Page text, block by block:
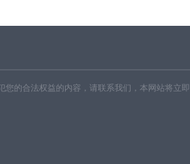
的合法权益的内容，请联系我们，本网站将立即